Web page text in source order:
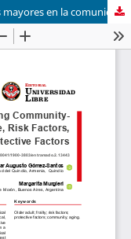
Fragilidad multidimensional en personas mayores en la comunidad: prevalencia, factores de riesgo y factores protectores